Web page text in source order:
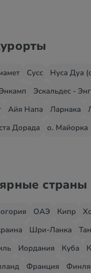
Сусс Нуса Дуа
Энкамп Эскальдес -
Айя Напа Ларнака
Дорада о. Майорка
страны
ОАЭ Кипр
Шри-Ланка
Иордания Куба
Франция